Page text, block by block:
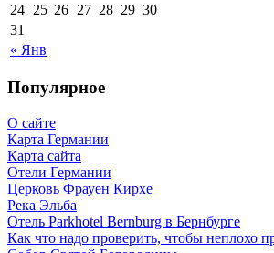
« Янв
24 25 26 27 28 29 30
31
Популярное
О сайте
Карта Германии
Карта сайта
Отели Германии
Церковь Фрауен Кирхе
Река Эльба
Отель Parkhotel Bernburg в Бернбурге
Как что надо проверить, чтобы неплохо